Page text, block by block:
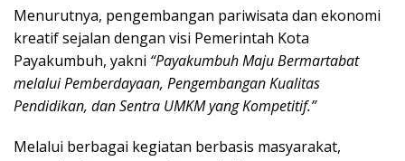
Menurutnya, pengembangan pariwisata dan ekonomi
kreatif sejalan dengan visi Pemerintah Kota
Payakumbuh, yakni “Payakumbuh Maju Bermartabat
melalui Pemberdayaan, Pengembangan Kualitas
Pendidikan, dan Sentra UMKM yang Kompetitif.”
Melalui berbagai kegiatan berbasis masyarakat,